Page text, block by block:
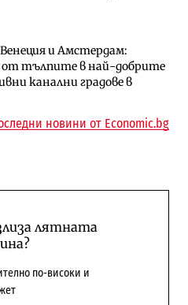
и Амстердам:
от тълпите в най-добрите
канални градове в
труда продължава да се
сектора го дърпат
иновация идва
на реални проблеми на
новини от Economic.bg
лятната
по-високи и